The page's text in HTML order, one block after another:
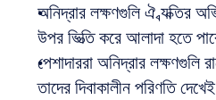
অনিদ্রার লক্ষণগুলি ঐ ব্যক্তির
উপর ভিত্তি করে আলাদা হতে
পেশাদাররা অনিদ্রার লক্ষণগুলি
তাদের দিবাকালীন পরিণতি